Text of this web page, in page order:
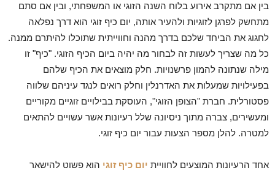
בין אם מתקרב אירוע בלוח השנה הזוגי או המשפחתי, ובין אם סתם
מתחשק לפרגן לזוגיות ולהעיר אותה, יום כיף זוגי הוא דרך נפלאה
לחגוג את הביחד שלכם בדרך מהנה וחווייתית שתוכלו להיתרם ממנה.
כל מה שצריך לעשות זה לבחור מה יהיה ביום הכיף הזוגי. "כיף" זו
מילה שנתונה להמון פרשנויות. חלק מוצאים את הכיף שלהם
בפעילויות שמעלות את האדרנלין וחלק רואים לנגד עיניהם שלווה
פסטורלית. חברת "הצופן הזוגי", העוסקת בבילויים זוגיים מקוריים
ומעשירים, צברה מתוך ניסיונה שלל רעיונות אשר עשויים להתאים
למטרה. להלן מספר הצעות עבור יום כיף זוגי.
אחד הרעיונות המוצעים לחוויית יום כיף זוגי הוא פשוט להישאר